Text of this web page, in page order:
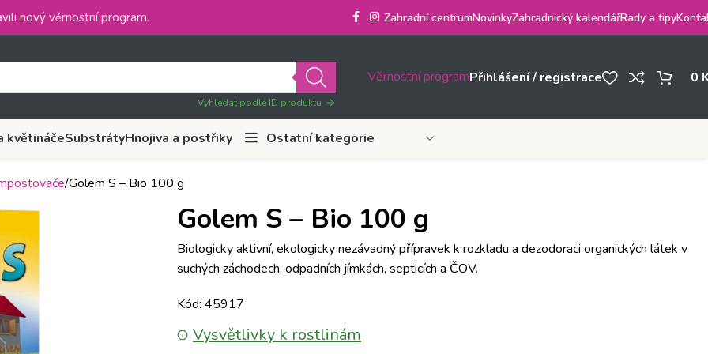
nový věrnostní program. Zahradní centrumNovinkyZahradnický kalendářRady a tipy
Vyhledat podle ID produktu
Věrnostní programPřihlášení / registrace 0
květináčeSubstrátyHnojiva a postřiky Ostatní kategorie
Golem S – Bio 100 g
Golem S – Bio 100 g
Biologicky aktivní, ekologicky nezávadný přípravek k rozkladu a dezodoraci organických látek v
suchých záchodech, odpadních jímkách, septicích a ČOV.
Kód: 45917
Vysvětlivky k rostlinám